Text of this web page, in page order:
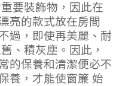
要裝飾物，因此在
亮的款式放在房間
過，即使再美麗、耐
、積灰塵。因此，
的保養和清潔便必不
養，才能使窗簾 始